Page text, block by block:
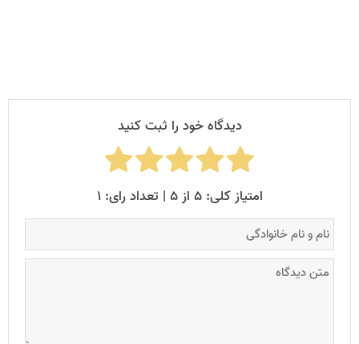
دیدگاه خود را ثبت کنید
امتیاز کلی: ۵ از ۵ | تعداد رای: ۱